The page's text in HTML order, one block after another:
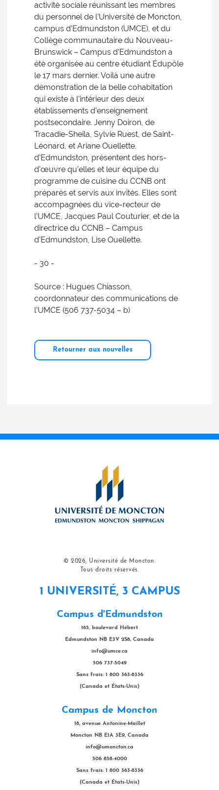
activité sociale réunissant les membres
du personnel de l’Université de Moncton,
campus d’Edmundston (UMCE), et du
Collège communautaire du Nouveau-
Brunswick – Campus d’Edmundston a
été organisée au centre étudiant Édupôle
le 17 mars dernier. Voilà une autre
démonstration de la belle cohabitation
qui existe à l’intérieur des deux
établissements d’enseignement
postsecondaire. Jenny Doiron, de
Tracadie-Sheila, Sylvie Ruest, de Saint-
Léonard, et Ariane Ouellette,
d’Edmundston, présentent des hors-
d’œuvre qu’elles et leur équipe du
programme de cuisine du CCNB ont
préparés et servis aux invités. Elles sont
accompagnées du vice-recteur de
l’UMCE, Jacques Paul Couturier, et de la
directrice du CCNB – Campus
d’Edmundston, Lise Ouellette.
- 30 -
Source : Hugues Chiasson,
coordonnateur des communications de
l’UMCE (506 737-5034 – b)
Retourner aux nouvelles
© 2026, Université de Moncton.
Tous droits réservés.
1 UNIVERSITÉ, 3 CAMPUS
Campus d'Edmundston
165, boulevard Hébert
Edmundston NB E3V 2S8, Canada
info@umce.ca
506 737-5049
Sans frais: 1 800 363-8336
(Canada et États-Unis)
Campus de Moncton
18, avenue Antonine-Maillet
Moncton NB E1A 3E9, Canada
info@umoncton.ca
506 858-4000
Sans frais: 1 800 363-8336
(Canada et États-Unis)